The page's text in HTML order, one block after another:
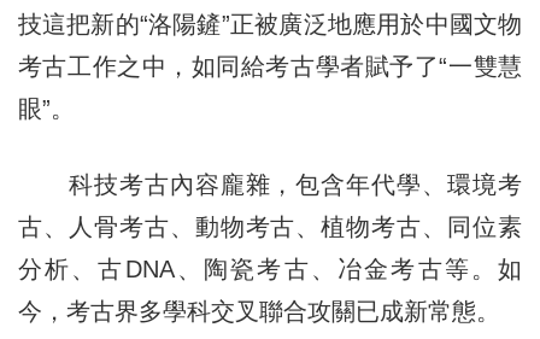
技這把新的“洛陽鏟”正被廣泛地應用於中國文物
考古工作之中，如同給考古學者賦予了“一雙慧
眼”。
科技考古內容龐雜，包含年代學、環境考
古、人骨考古、動物考古、植物考古、同位素
分析、古DNA、陶瓷考古、冶金考古等。如
今，考古界多學科交叉聯合攻關已成新常態。